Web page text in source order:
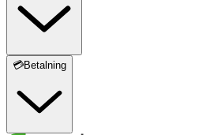
💳Betalning